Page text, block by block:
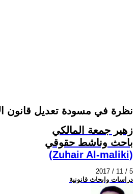
نظرة في مسودة تعديل قانون
زهير جمعة المالكي
باحث وناشط حقوقي
(Zuhair Al-maliki)
2017 / 11 / 5
دراسات وابحاث قانونية